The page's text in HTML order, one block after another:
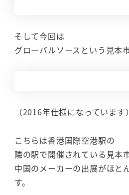
そして今回は
グローバルソースという見本
（2016年仕様になっています）
こちらは香港国際空港駅の
隣の駅で開催されている見本
中国のメーカーの出展がほと
す。